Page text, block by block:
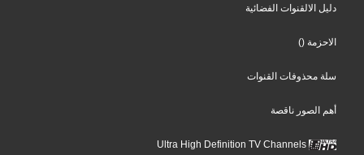
دليل الالقنوات الفضائية
الاحزمة ()
سلة محذوفات القنوات
أهم الصور ناقصة
Ultra High Definition TV Channels